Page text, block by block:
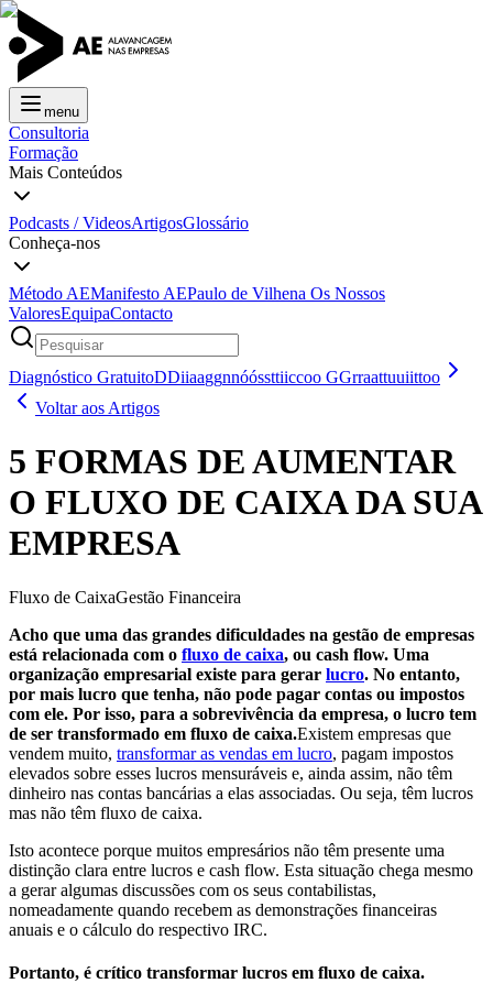
menu
Consultoria
Formação
Mais Conteúdos
Podcasts / VideosArtigosGlossário
Conheça-nos
Método AEManifesto AEPaulo de Vilhena Os Nossos
ValoresEquipaContacto
Diagnóstico GratuitoDDiiaaggnnóóssttiiccoo GGrraattuuiittoo
Voltar aos Artigos
5 FORMAS DE AUMENTAR
O FLUXO DE CAIXA DA SUA
EMPRESA
Fluxo de CaixaGestão Financeira
Acho que uma das grandes dificuldades na gestão de empresas
está relacionada com o fluxo de caixa, ou cash flow. Uma
organização empresarial existe para gerar lucro. No entanto,
por mais lucro que tenha, não pode pagar contas ou impostos
com ele. Por isso, para a sobrevivência da empresa, o lucro tem
de ser transformado em fluxo de caixa.Existem empresas que
vendem muito, transformar as vendas em lucro, pagam impostos
elevados sobre esses lucros mensuráveis e, ainda assim, não têm
dinheiro nas contas bancárias a elas associadas. Ou seja, têm lucros
mas não têm fluxo de caixa.
Isto acontece porque muitos empresários não têm presente uma
distinção clara entre lucros e cash flow. Esta situação chega mesmo
a gerar algumas discussões com os seus contabilistas,
nomeadamente quando recebem as demonstrações financeiras
anuais e o cálculo do respectivo IRC.
Portanto, é crítico transformar lucros em fluxo de caixa.